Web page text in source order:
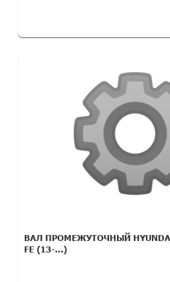
ВАЛ ПРОМЕЖУТОЧНЫЙ HYUNDAI
FE (13-…)